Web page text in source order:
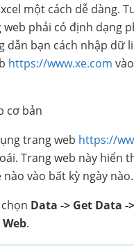
một cách dễ dàng.
phải có định dạng
dẫn bạn cách nhập dữ
https://www.xe.com
cơ bản
trang web https://
Trang web này hiển
vào bất kỳ ngày nào.
Data -> Get Data
.